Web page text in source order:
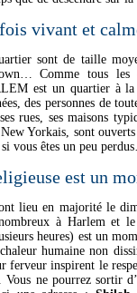
vivant et
sont de taille
Comme tous les
est un quartier à
des personnes de
rues, ses maisons
Yorkais, sont
vous êtes un peu
est un
lieu en majorité le
à Harlem et
heures) est un
humaine non
inspirent le
ne pourrez sortir